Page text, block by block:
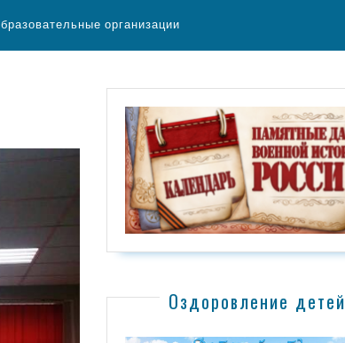
организации
Оздоровление детей